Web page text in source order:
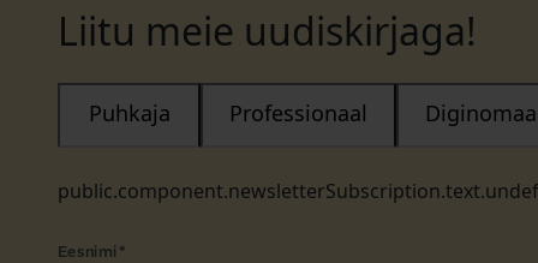
Liitu meie uudiskirjaga!
Puhkaja Professionaal
Eesnimi *